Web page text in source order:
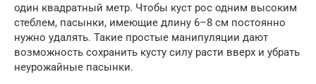
один квадратный метр. Чтобы куст рос одним высоким
стеблем, пасынки, имеющие длину 6–8 см постоянно
нужно удалять. Такие простые манипуляции дают
возможность сохранить кусту силу расти вверх и убрать
неурожайные пасынки.